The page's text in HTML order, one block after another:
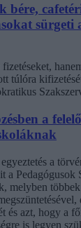
bére,
sürgeti
túlóra
a
a
a Pedagógusok
melyben
és azt, hogy a
is legyen